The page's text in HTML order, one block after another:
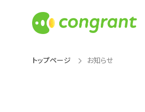
トップページ お知らせ